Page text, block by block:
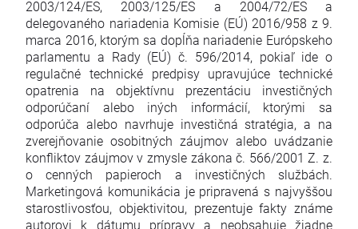
2003/124/ES, 2003/125/ES a 2004/72/ES a
delegovaného nariadenia Komisie (EÚ) 2016/958 z 9.
marca 2016, ktorým sa dopĺňa nariadenie Európskeho
parlamentu a Rady (EÚ) č. 596/2014, pokiaľ ide o
regulačné technické predpisy upravujúce technické
opatrenia na objektívnu prezentáciu investičných
odporúčaní alebo iných informácií, ktorými sa
odporúča alebo navrhuje investičná stratégia, a na
zverejňovanie osobitných záujmov alebo uvádzanie
konfliktov záujmov v zmysle zákona č. 566/2001 Z. z.
o cenných papieroch a investičných službách.
Marketingová komunikácia je pripravená s najvyššou
starostlivosťou, objektivitou, prezentuje fakty známe
autorovi k dátumu prípravy a neobsahuje žiadne